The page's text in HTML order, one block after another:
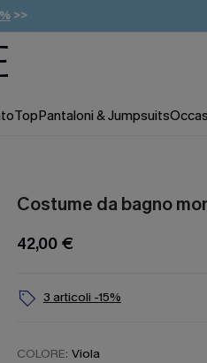
>>
49€
TopPantaloni & Jumpsuits
Costume da bagno
42,00 €
3 articoli -15%
COLORE: Viola